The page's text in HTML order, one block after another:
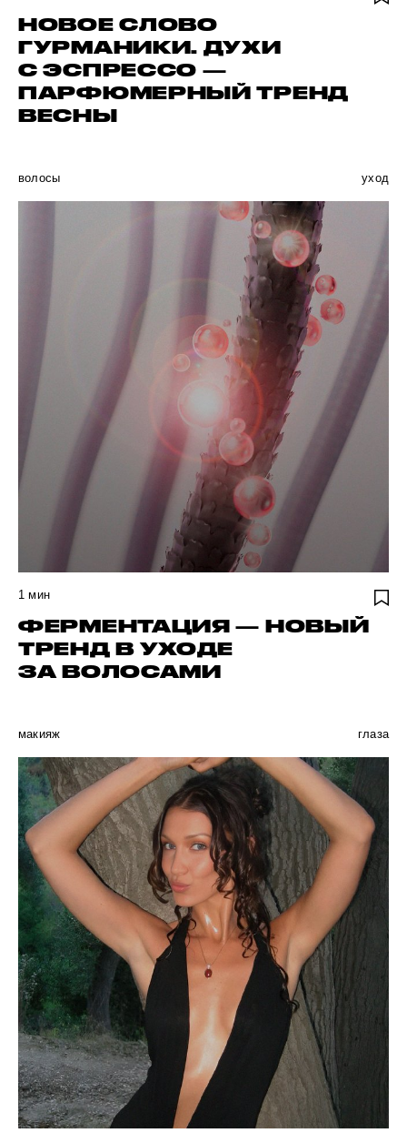
НОВОЕ СЛОВО
ГУРМАНИКИ. ДУХИ
С ЭСПРЕССО —
ПАРФЮМЕРНЫЙ ТРЕНД
ВЕСНЫ
волосы уход
1 мин
ФЕРМЕНТАЦИЯ — НОВЫЙ
ТРЕНД В УХОДЕ
ЗА ВОЛОСАМИ
макияж глаза